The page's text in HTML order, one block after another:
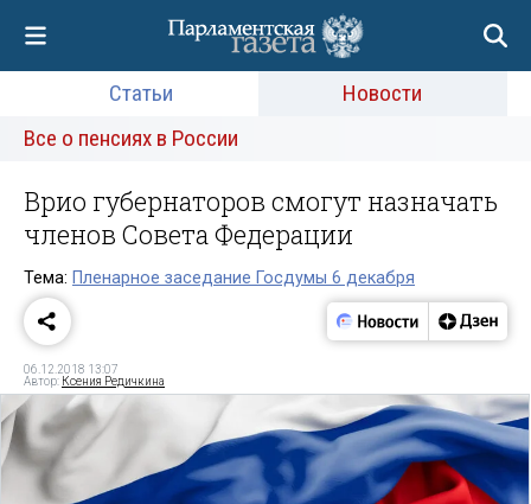
Статьи
Новости
Все о пенсиях в России
Врио губернаторов смогут назначать
членов Совета Федерации
Тема: Пленарное заседание Госдумы 6 декабря
06.12.2018 13:07
Автор: Ксения Редичкина